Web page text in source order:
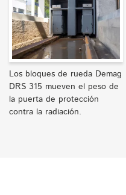
Los bloques de rueda Demag
DRS 315 mueven el peso de
la puerta de protección
contra la radiación.